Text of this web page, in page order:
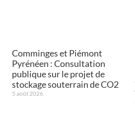
Comminges et Piémont
Pyrénéen : Consultation
publique sur le projet de
stockage souterrain de CO2
5 août 2026